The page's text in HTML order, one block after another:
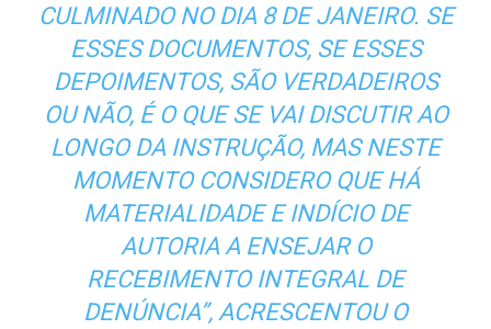
CULMINADO NO DIA 8 DE JANEIRO. SE
ESSES DOCUMENTOS, SE ESSES
DEPOIMENTOS, SÃO VERDADEIROS
OU NÃO, É O QUE SE VAI DISCUTIR AO
LONGO DA INSTRUÇÃO, MAS NESTE
MOMENTO CONSIDERO QUE HÁ
MATERIALIDADE E INDÍCIO DE
AUTORIA A ENSEJAR O
RECEBIMENTO INTEGRAL DE
DENÚNCIA”, ACRESCENTOU O